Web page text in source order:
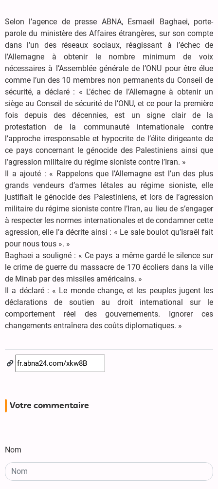
Selon l’agence de presse ABNA, Esmaeil Baghaei, porte-
parole du ministère des Affaires étrangères, sur son compte
dans l’un des réseaux sociaux, réagissant à l’échec de
l’Allemagne à obtenir le nombre minimum de voix
nécessaires à l’Assemblée générale de l’ONU pour être élue
comme l’un des 10 membres non permanents du Conseil de
sécurité, a déclaré : « L’échec de l’Allemagne à obtenir un
siège au Conseil de sécurité de l’ONU, et ce pour la première
fois depuis des décennies, est un signe clair de la
protestation de la communauté internationale contre
l’approche irresponsable et hypocrite de l’élite dirigeante de
ce pays concernant le génocide des Palestiniens ainsi que
l’agression militaire du régime sioniste contre l’Iran. »
Il a ajouté : « Rappelons que l’Allemagne est l’un des plus
grands vendeurs d’armes létales au régime sioniste, elle
justifiait le génocide des Palestiniens, et lors de l’agression
militaire du régime sioniste contre l’Iran, au lieu de s’engager
à respecter les normes internationales et de condamner cette
agression, elle l’a décrite ainsi : « Le sale boulot qu’Israël fait
pour nous tous ». »
Baghaei a souligné : « Ce pays a même gardé le silence sur
le crime de guerre du massacre de 170 écoliers dans la ville
de Minab par des missiles américains. »
Il a déclaré : « Le monde change, et les peuples jugent les
déclarations de soutien au droit international sur le
comportement réel des gouvernements. Ignorer ces
changements entraînera des coûts diplomatiques. »
Votre commentaire
Nom